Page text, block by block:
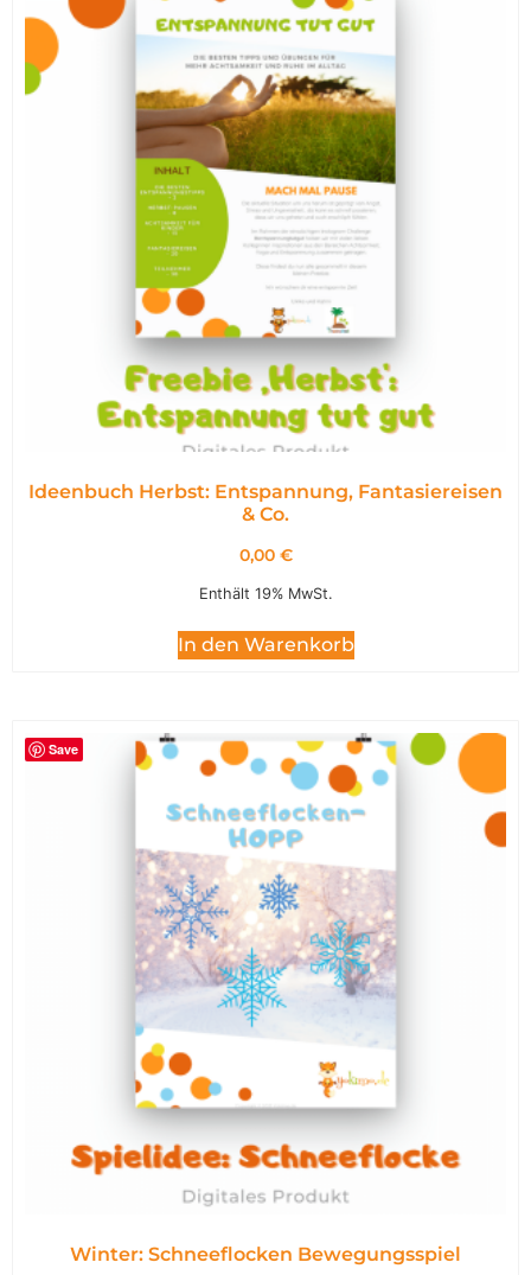
Ideenbuch Herbst: Entspannung, Fantasiereisen
& Co.
0,00 €
Enthält 19% MwSt.
In den Warenkorb
Save
Winter: Schneeflocken Bewegungsspiel